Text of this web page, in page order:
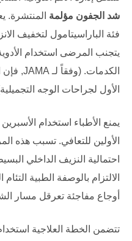
شد الجفون مؤلمة
فئة الباراسيتامول لتخفيف
يتجنب المرضى استخدام
الكدمات. (وفقاً لـ JAMA, فإن
الأول لجراحات الوجه
يمنع الأطباء استخدام
الأولين للتعافي. تسبب هذه
احتمالية النزيف الداخلي
الالتزام بالوصفة الطبية
أوجاع مفاجئة تعرقل مسار
تتضمن الخطة العلاجية